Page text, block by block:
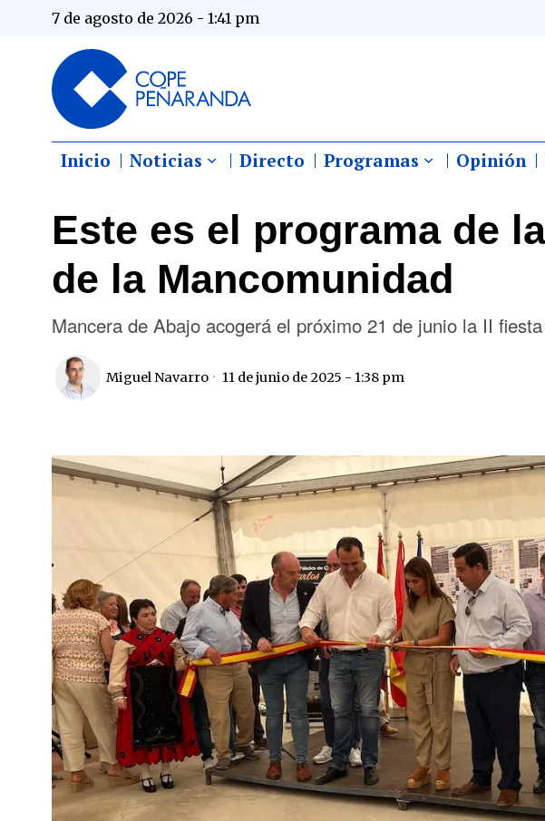
7 de agosto de 2026 - 1:41 pm
Inicio Noticias Directo Programas Opinión
Este es el programa de
de la Mancomunidad
Mancera de Abajo acogerá el próximo 21 de junio la II
Miguel Navarro 11 de junio de 2025 - 1:38 pm